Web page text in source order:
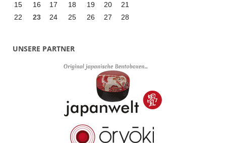
15
16 17 18 19 20
21
22
23 24 25 26 27 28
UNSERE PARTNER